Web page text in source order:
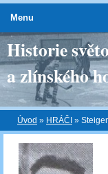
Historie
a zlínského
Úvod » HRÁČI »
Menu